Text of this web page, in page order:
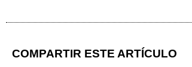
COMPARTIR ESTE ARTÍCULO